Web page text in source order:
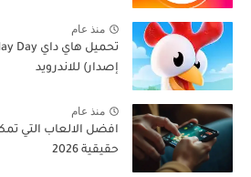
منذ عام
إصدار) للاندرويد
منذ عام
افضل الالعاب التي
حقيقية 2026